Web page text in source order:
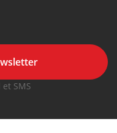
SMS